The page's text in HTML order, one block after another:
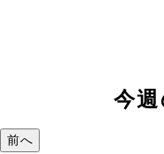
今
前へ